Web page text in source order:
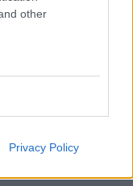
other
Privacy Policy